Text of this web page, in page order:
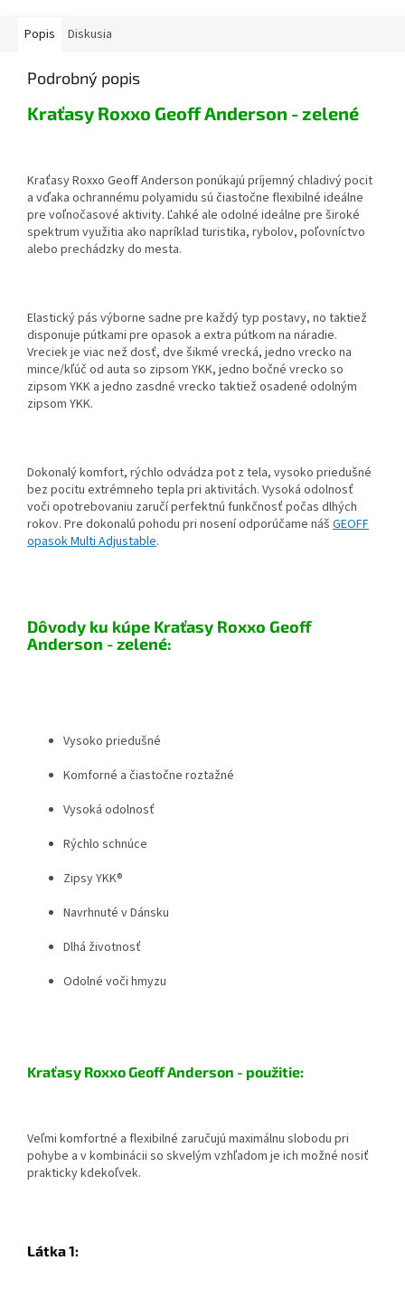
Popis Diskusia
Podrobný popis
Kraťasy Roxxo Geoff Anderson - zelené
Kraťasy Roxxo Geoff Anderson ponúkajú príjemný chladivý pocit
a vďaka ochrannému polyamidu sú čiastočne flexibilné ideálne
pre voľnočasové aktivity. Ľahké ale odolné ideálne pre široké
spektrum využitia ako napríklad turistika, rybolov, poľovníctvo
alebo prechádzky do mesta.
Elastický pás výborne sadne pre každý typ postavy, no taktiež
disponuje pútkami pre opasok a extra pútkom na náradie.
Vreciek je viac než dosť, dve šikmé vrecká, jedno vrecko na
mince/kľúč od auta so zipsom YKK, jedno bočné vrecko so
zipsom YKK a jedno zasdné vrecko taktiež osadené odolným
zipsom YKK.
Dokonalý komfort, rýchlo odvádza pot z tela, vysoko priedušné
bez pocitu extrémneho tepla pri aktivitách. Vysoká odolnosť
voči opotrebovaniu zaručí perfektnú funkčnosť počas dlhých
rokov. Pre dokonalú pohodu pri nosení odporúčame náš GEOFF
opasok Multi Adjustable.
Dôvody ku kúpe Kraťasy Roxxo Geoff
Anderson - zelené:
Vysoko priedušné
Komforné a čiastočne roztažné
Vysoká odolnosť
Rýchlo schnúce
Zipsy YKK®
Navrhnuté v Dánsku
Dlhá životnosť
Odolné voči hmyzu
Kraťasy Roxxo Geoff Anderson - použitie:
Veľmi komfortné a flexibilné zaručujú maximálnu slobodu pri
pohybe a v kombinácii so skvelým vzhľadom je ich možné nosiť
prakticky kdekoľvek.
Látka 1: